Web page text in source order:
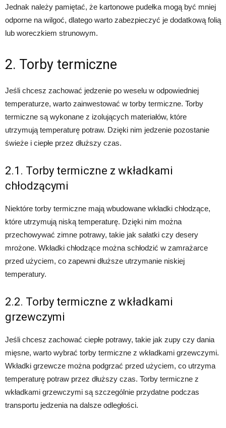
Jednak należy pamiętać, że kartonowe pudełka mogą być mniej
odporne na wilgoć, dlatego warto zabezpieczyć je dodatkową folią
lub woreczkiem strunowym.
2. Torby termiczne
Jeśli chcesz zachować jedzenie po weselu w odpowiedniej
temperaturze, warto zainwestować w torby termiczne. Torby
termiczne są wykonane z izolujących materiałów, które
utrzymują temperaturę potraw. Dzięki nim jedzenie pozostanie
świeże i ciepłe przez dłuższy czas.
2.1. Torby termiczne z wkładkami
chłodzącymi
Niektóre torby termiczne mają wbudowane wkładki chłodzące,
które utrzymują niską temperaturę. Dzięki nim można
przechowywać zimne potrawy, takie jak sałatki czy desery
mrożone. Wkładki chłodzące można schłodzić w zamrażarce
przed użyciem, co zapewni dłuższe utrzymanie niskiej
temperatury.
2.2. Torby termiczne z wkładkami
grzewczymi
Jeśli chcesz zachować ciepłe potrawy, takie jak zupy czy dania
mięsne, warto wybrać torby termiczne z wkładkami grzewczymi.
Wkładki grzewcze można podgrzać przed użyciem, co utrzyma
temperaturę potraw przez dłuższy czas. Torby termiczne z
wkładkami grzewczymi są szczególnie przydatne podczas
transportu jedzenia na dalsze odległości.